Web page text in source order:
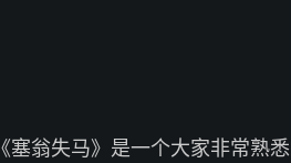
《塞翁失马》是一个大家非常熟